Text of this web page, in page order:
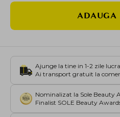
ADAUGA
Ajunge la tine in 1-2 zile
Ai transport gratuit la
Nominalizat la Sole Beauty
Finalist SOLE Beauty